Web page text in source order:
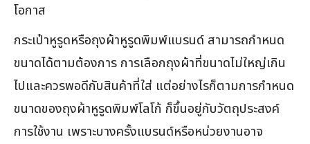
โอกาส
กระเป๋าหูรูดหรือถุงผ้าหูรูดพิมพ์แบรนด์ สามารถกำหนด
ขนาดได้ตามต้องการ การเลือกถุงผ้าที่ขนาดไม่ใหญ่เกิน
ไปและควรพอดีกับสินค้าที่ใส่ แต่อย่างไรก็ตามการกำหนด
ขนาดของถุงผ้าหูรูดพิมพ์โลโก้ ก็ขึ้นอยู่กับวัตถุประสงค์
การใช้งาน เพราะบางครั้งแบรนด์หรือหน่วยงานอาจ